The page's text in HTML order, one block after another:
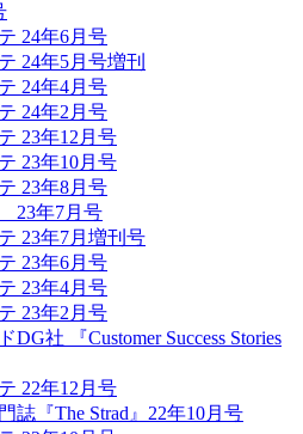
24年6月号
24年5月号増刊
24年4月号
24年2月号
23年12月号
23年10月号
23年8月号
23年7月号
23年7月増刊号
23年6月号
23年4月号
23年2月号
DG社 『Customer Success Stories
22年12月号
誌『The Strad』22年10月号